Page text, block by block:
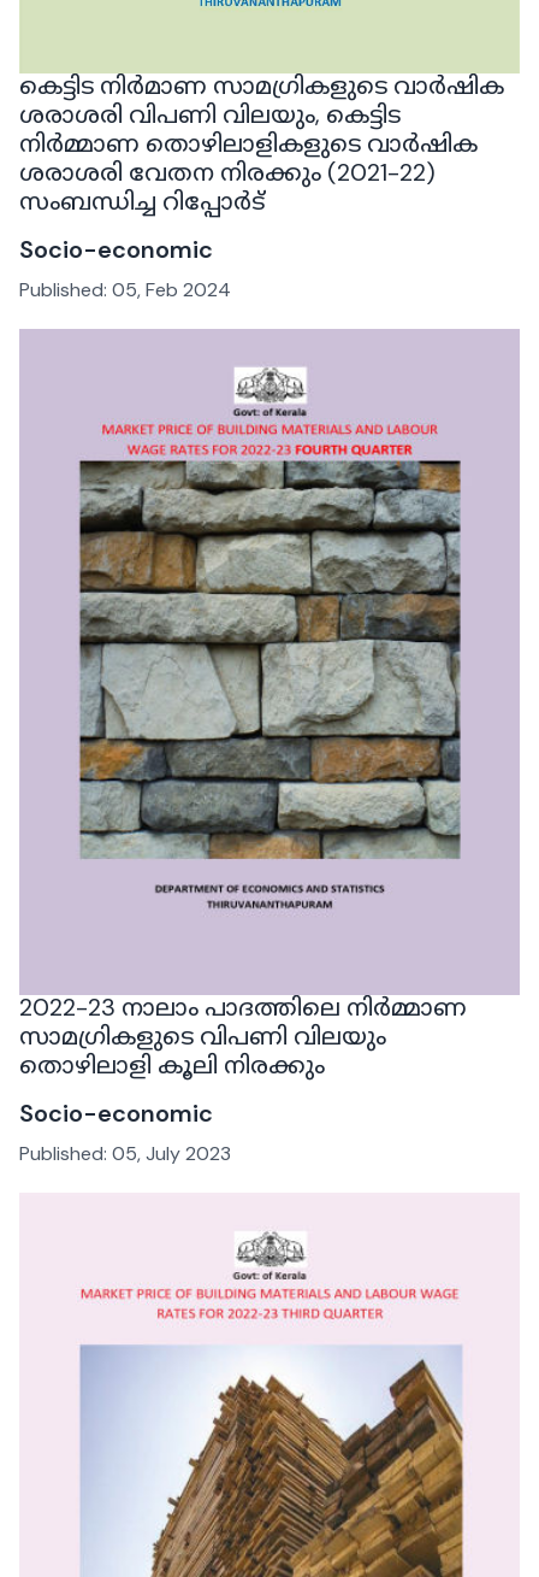
കെട്ടിട നിർമാണ സാമഗ്രികളുടെ വാർഷിക
ശരാശരി വിപണി വിലയും, കെട്ടിട
നിർമ്മാണ തൊഴിലാളികളുടെ വാർഷിക
ശരാശരി വേതന നിരക്കും (2021-22)
സംബന്ധിച്ച റിപ്പോർട്
Socio-economic
Published: 05, Feb 2024
2022-23 നാലാം പാദത്തിലെ നിർമ്മാണ
സാമഗ്രികളുടെ വിപണി വിലയും
തൊഴിലാളി കൂലി നിരക്കും
Socio-economic
Published: 05, July 2023